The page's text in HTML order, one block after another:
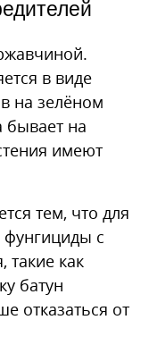
в виде
на зелёном
на
имеют
тем, что для
с
как
батун
отказаться от